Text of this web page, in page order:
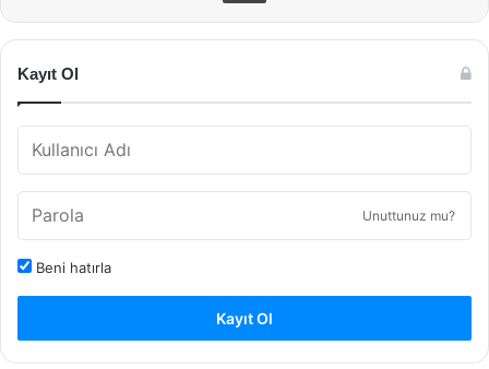
Kayıt Ol
Unuttunuz mu?
Beni hatırla
Kayıt Ol